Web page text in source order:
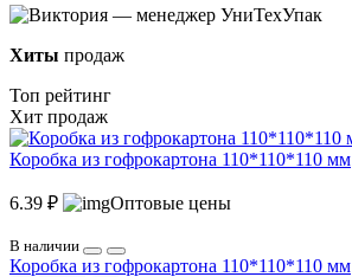
Хиты продаж
Топ рейтинг
Хит продаж
Коробка из гофрокартона 110*110*110 мм
6.39 ₽ Оптовые цены
В наличии
Коробка из гофрокартона 110*110*110 мм